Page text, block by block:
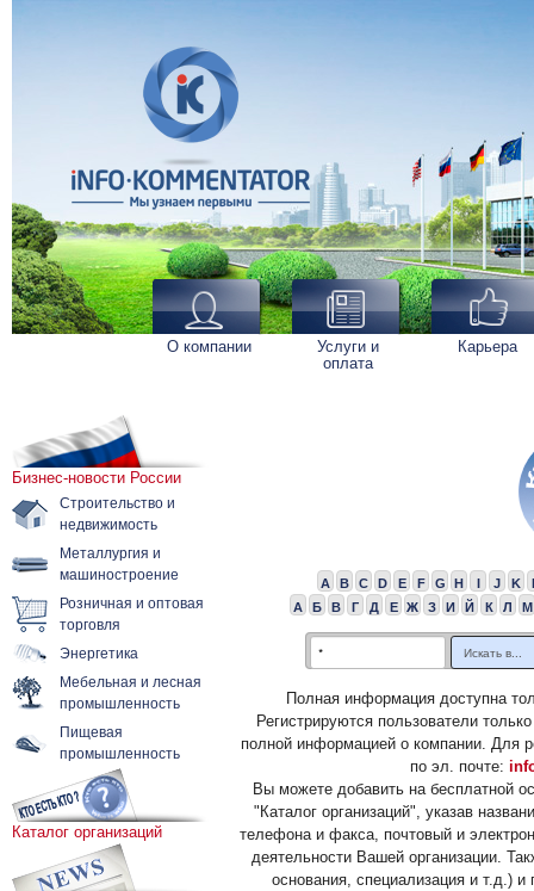
О компании
Услуги и
оплата
Карьера
Бизнес-новости России
Строительство и
недвижимость
Металлургия и
машиностроение
Розничная и оптовая
торговля
Энергетика
Мебельная и лесная
промышленность
Пищевая
промышленность
Каталог организаций
A B C D E F G H I J K
А
Б В Г Д Е Ж З И Й К Л М
Полная информация доступна
Регистрируются пользователи
полной информацией о компании. Для
по эл. почте:
Вы можете добавить на бесплатной
"Каталог организаций", указав
телефона и факса, почтовый и
деятельности Вашей организации.
основания, специализация и т.д.)